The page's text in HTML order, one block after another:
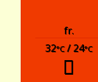
fr.
32°C/ 24°C